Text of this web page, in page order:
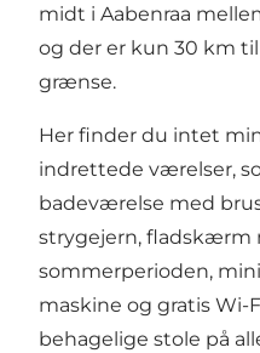
midt i Aabenraa
og der er kun 30 km
grænse.
Her finder du intet
indrettede værelser,
badeværelse med
strygejern, fladskærm
sommerperioden,
maskine og gratis Wi-
behagelige stole på